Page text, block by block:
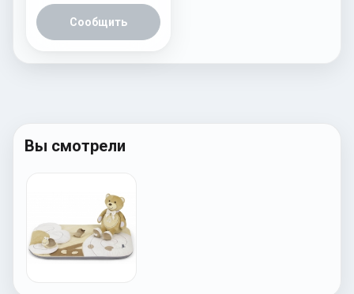
Сообщить
Вы смотрели